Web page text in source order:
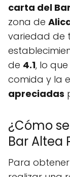
carta del
zona de
variedad de
de 4.1, lo
comida y la
apreciadas
¿Cómo
Bar Altea
Para